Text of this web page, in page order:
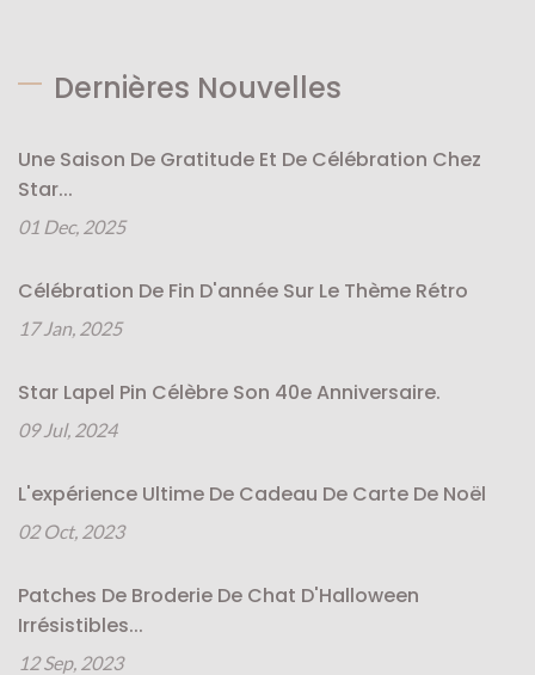
Dernières Nouvelles
Une Saison De Gratitude Et De Célébration Chez
Star...
01 Dec, 2025
Célébration De Fin D'année Sur Le Thème Rétro
17 Jan, 2025
Star Lapel Pin Célèbre Son 40e Anniversaire.
09 Jul, 2024
L'expérience Ultime De Cadeau De Carte De Noël
02 Oct, 2023
Patches De Broderie De Chat D'Halloween
Irrésistibles...
12 Sep, 2023